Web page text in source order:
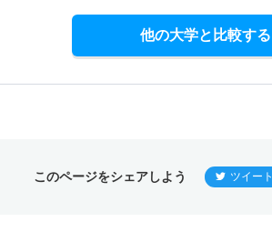
他の大学と比較する
このページをシェアしよう ツイート